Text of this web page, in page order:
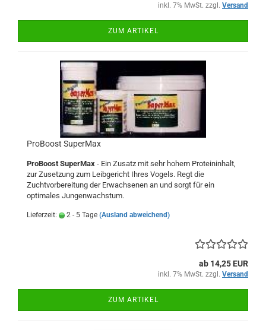
inkl. 7% MwSt. zzgl. Versand
ZUM ARTIKEL
ProBoost SuperMax
ProBoost SuperMax - Ein Zusatz mit sehr hohem Proteininhalt,
zur Zusetzung zum Leibgericht Ihres Vogels. Regt die
Zuchtvorbereitung der Erwachsenen an und sorgt für ein
optimales Jungenwachstum.
Lieferzeit: 2 - 5 Tage (Ausland abweichend)
ab 14,25 EUR
inkl. 7% MwSt. zzgl. Versand
ZUM ARTIKEL